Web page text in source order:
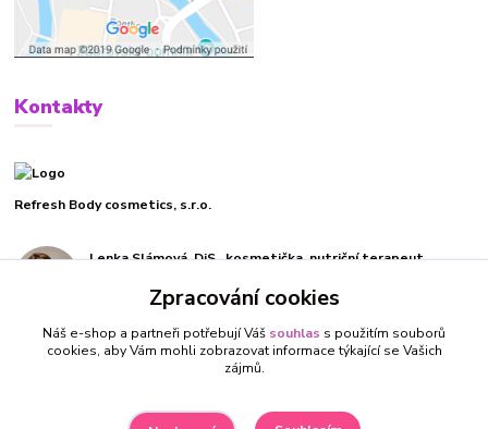
Kontakty
Refresh Body cosmetics, s.r.o.
Lenka Slámová, DiS., kosmetička, nutriční terapeut
(Po-Pá, 9-19 hod.)
info@refreshbody.cz
Zpracování cookies
Náš e-shop a partneři potřebují Váš souhlas s použitím souborů
cookies, aby Vám mohli zobrazovat informace týkající se Vašich
zájmů.